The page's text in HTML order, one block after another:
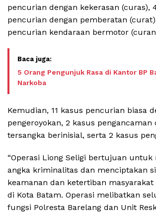
pencurian dengan kekerasan (curas),
pencurian dengan pemberatan
pencurian kendaraan bermotor
5 Orang Pengunjuk Rasa di Kantor BP
Narkoba
Kemudian, 11 kasus pencurian biasa
pengeroyokan, 2 kasus pengancaman
tersangka berinisial, serta 2 kasus
“Operasi Liong Seligi bertujuan untuk
angka kriminalitas dan menciptakan
keamanan dan ketertiban masyarakat
di Kota Batam. Operasi melibatkan
fungsi Polresta Barelang dan Unit